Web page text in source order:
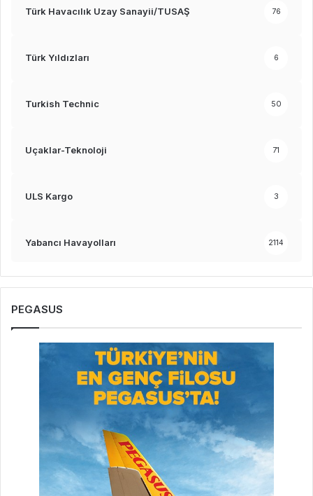
Türk Havacılık Uzay Sanayii/TUSAŞ 76
Türk Yıldızları 6
Turkish Technic 50
Uçaklar-Teknoloji 71
ULS Kargo 3
Yabancı Havayolları 2114
PEGASUS